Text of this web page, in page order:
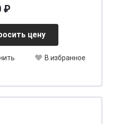
₽
цену
В избранное